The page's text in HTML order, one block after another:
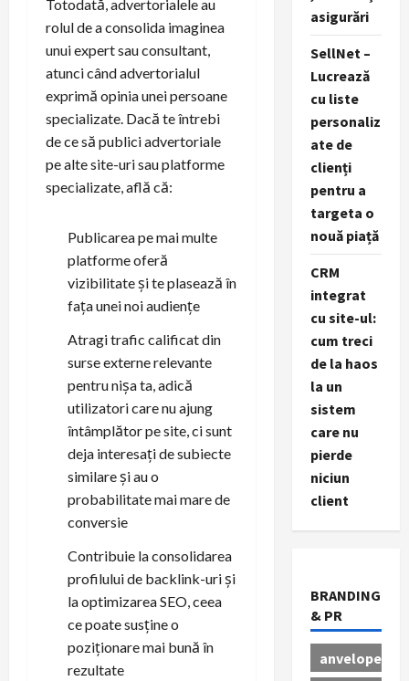
Totodată, advertorialele au
rolul de a consolida imaginea
unui expert sau consultant,
atunci când advertorialul
exprimă opinia unei persoane
specializate. Dacă te întrebi
de ce să publici advertoriale
pe alte site-uri sau platforme
specializate, află că:
Publicarea pe mai multe
platforme oferă
vizibilitate și te plasează în
fața unei noi audiențe
Atragi trafic calificat din
surse externe relevante
pentru nișa ta, adică
utilizatori care nu ajung
întâmplător pe site, ci sunt
deja interesați de subiecte
similare și au o
probabilitate mai mare de
conversie
Contribuie la consolidarea
profilului de backlink-uri și
la optimizarea SEO, ceea
ce poate susține o
poziționare mai bună în
rezultate
asigurări
SellNet –
Lucrează
cu liste
personaliz
ate de
clienți
pentru a
targeta o
nouă piață
CRM
integrat
cu site-ul:
cum treci
de la haos
la un
sistem
care nu
pierde
niciun
client
BRANDING
& PR
anvelope